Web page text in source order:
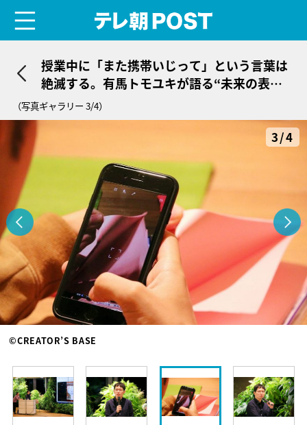
授業中に「また携帯いじって」という言葉は
絶滅する。有馬トモユキが語る“未来の表現
法”
（写真ギャラリー 3/4）
3/4
©CREATOR’S BASE